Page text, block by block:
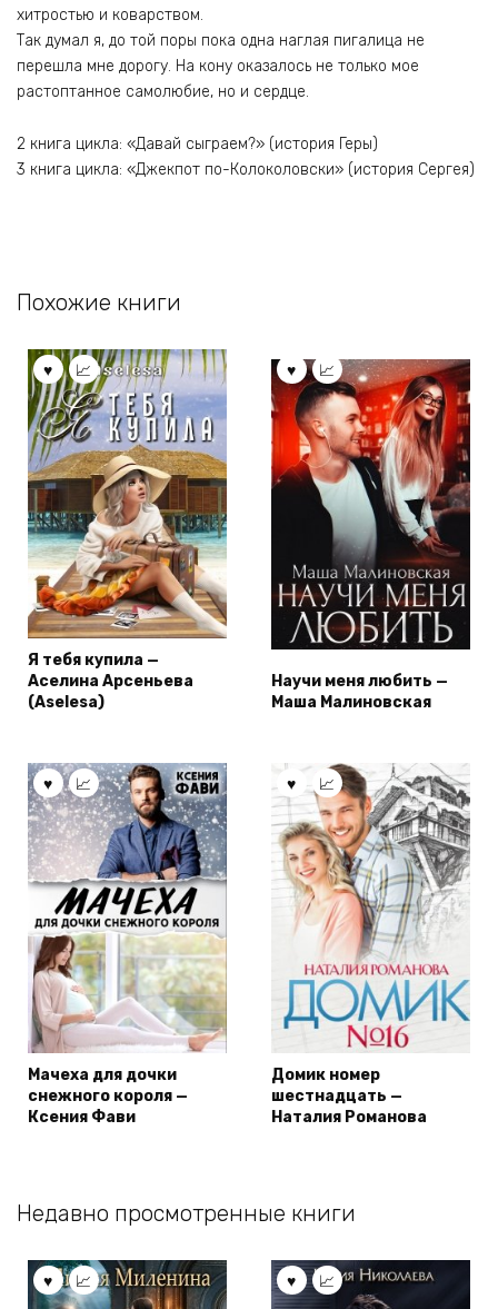
хитростью и коварством.
Так думал я, до той поры пока одна наглая пигалица не
перешла мне дорогу. На кону оказалось не только мое
растоптанное самолюбие, но и сердце.
2 книга цикла: «Давай сыграем?» (история Геры)
3 книга цикла: «Джекпот по-Колоколовски» (история Сергея)
Похожие книги
Я тебя купила —
Аселина Арсеньева
(Aselesa)
Научи меня любить —
Маша Малиновская
Мачеха для дочки
снежного короля —
Ксения Фави
Домик номер
шестнадцать —
Наталия Романова
Недавно просмотренные книги